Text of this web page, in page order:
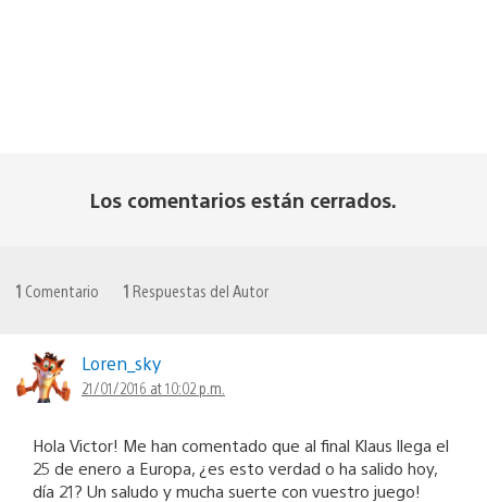
Los comentarios están cerrados.
1 Comentario 1 Respuestas del Autor
Loren_sky
21/01/2016 at 10:02 p.m.
Hola Victor! Me han comentado que al final Klaus llega el
25 de enero a Europa, ¿es esto verdad o ha salido hoy,
día 21? Un saludo y mucha suerte con vuestro juego!